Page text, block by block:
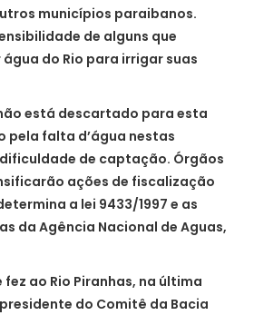
municípios paraibanos.
de alguns que
do Rio para irrigar suas
está descartado para esta
pela falta d’água nestas
de captação. Órgãos
ações de fiscalização
a lei 9433/1997 e as
da Agência Nacional de Aguas,
ao Rio Piranhas, na última
do Comitê da Bacia